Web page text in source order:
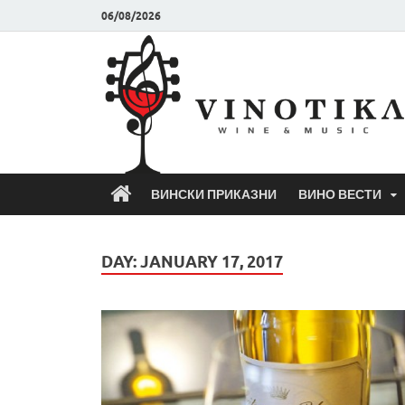
06/08/2026
ВИНСКИ ПРИКАЗНИ ВИНО ВЕСТИ
DAY:JANUARY 17, 2017